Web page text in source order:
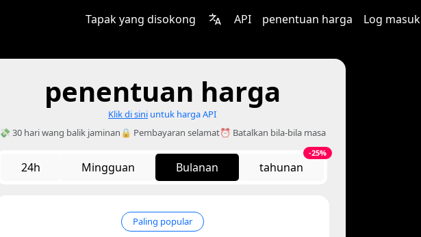
Tapak yang disokong API penentuan harga Log masuk
penentuan harga
Klik di sini untuk harga API
💸 30 hari wang balik jaminan 🔒 Pembayaran selamat⏰ Batalkan bila-bila masa
24h Mingguan Bulanan tahunan
-25%
Paling popular